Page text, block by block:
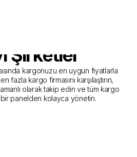
Kargo
Sunan
Şirketler
kargonuzu en uygun fiyatlarla
fazla kargo firmasını karşılaştırın,
olarak takip edin ve tüm kargo
panelden kolayca yönetin.